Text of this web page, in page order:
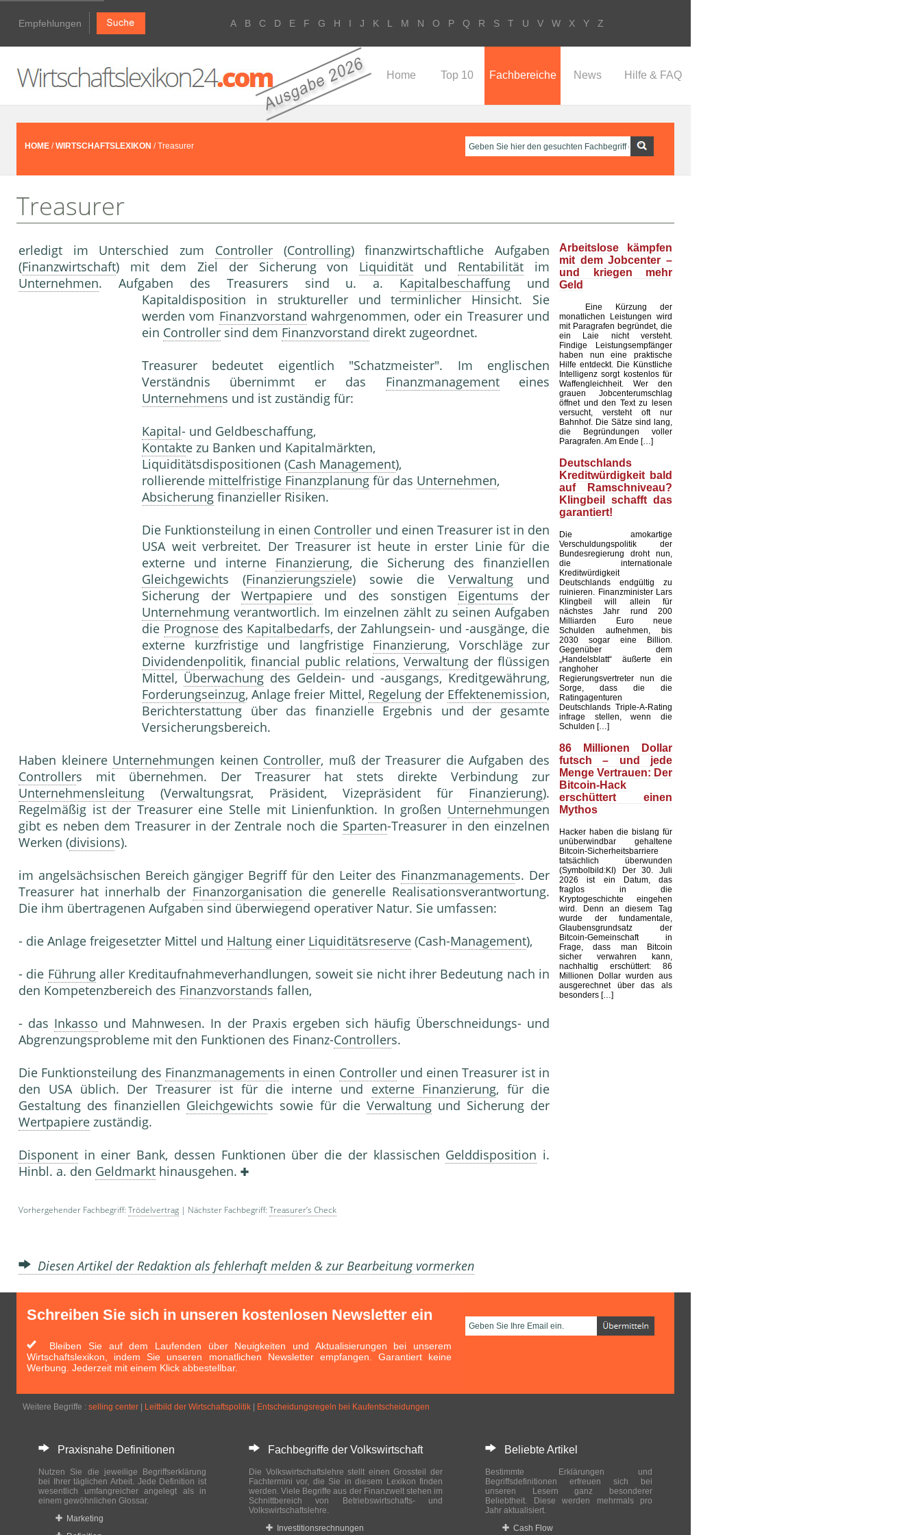
Empfehlungen A B C D E F G H I J K L M N O P Q R S T U V W X Y Z
Home Top 10 Fachbereiche News Hilfe & FAQ
HOME /WIRTSCHAFTSLEXIKON / Treasurer
Treasurer
erledigt im Unterschied zum Controller(Controlling) finanzwirtschaftliche Aufgaben
(Finanzwirtschaft) mit dem Ziel der Sicherung von Liquidität und Rentabilität im
Unternehmen. Aufgaben des Treasurers sind u. a. Kapitalbeschaffung und
Kapitaldisposition in struktureller und terminlicher Hinsicht. Sie
werden vom Finanzvorstand wahrgenommen, oder ein Treasurer und
ein Controller sind dem Finanzvorstand direkt zugeordnet.
Treasurer bedeutet eigentlich "Schatzmeister". Im englischen
Verständnis übernimmt er das Finanzmanagementeines
Unternehmens und ist zuständig für:
Kapital- und Geldbeschaffung,
Kontakte zu Banken und Kapitalmärkten,
Liquiditätsdispositionen (Cash Management),
rollierende mittelfristige Finanzplanung für das Unternehmen,
Absicherung finanzieller Risiken.
Die Funktionsteilung in einen Controller und einen Treasurer ist in den
USA weit verbreitet. Der Treasurer ist heute in erster Linie für die
externe und interne Finanzierung, die Sicherung des finanziellen
Gleichgewichts (Finanzierungsziele) sowie die Verwaltung und
Sicherung derWertpapiere und des sonstigen Eigentums der
Unternehmung verantwortlich. Im einzelnen zählt zu seinen Aufgaben
die Prognosedes Kapitalbedarfs, der Zahlungsein- und -ausgänge, die
externe kurzfristige und langfristige Finanzierung, Vorschläge zur
Dividendenpolitik, financial public relations, Verwaltung der flüssigen
Mittel, Überwachung des Geldein- und -ausgangs, Kreditgewährung,
Forderungseinzug, Anlage freier Mittel, Regelungder Effektenemission,
Berichterstattung über das finanzielle Ergebnis und der gesamte
Versicherungsbereich.
Haben kleinere Unternehmungen keinen Controller, muß der Treasurer die Aufgaben des
Controllers mit übernehmen. Der Treasurer hat stets direkte Verbindung zur
Unternehmensleitung (Verwaltungsrat, Präsident, Vizepräsident für Finanzierung).
Regelmäßig ist der Treasurer eine Stelle mit Linienfunktion. In großen Unternehmungen
gibt es neben dem Treasurer in der Zentrale noch die Sparten-Treasurer in den einzelnen
Werken (divisions).
im angelsächsischen Bereich gängiger Begriff für den Leiter des Finanzmanagements. Der
Treasurer hat innerhalb der Finanzorganisation die generelle Realisationsverantwortung.
Die ihm übertragenen Aufgaben sind überwiegend operativer Natur. Sie umfassen:
- die Anlage freigesetzter Mittel und Haltung einer Liquiditätsreserve (Cash-Management),
- die Führungaller Kreditaufnahmeverhandlungen, soweit sie nicht ihrer Bedeutung nach in
den Kompetenzbereich des Finanzvorstands fallen,
- das Inkasso und Mahnwesen. In der Praxis ergeben sich häufig Überschneidungs- und
Abgrenzungsprobleme mit den Funktionen des Finanz-Controllers.
Die Funktionsteilung des Finanzmanagements in einen Controllerund einen Treasurer ist in
den USA üblich. Der Treasurer ist für die interne und externe Finanzierung, für die
Gestaltung des finanziellen Gleichgewichts sowie für die Verwaltungund Sicherung der
Wertpapiere zuständig.
Disponent in einer Bank, dessen Funktionen über die der klassischen Gelddisposition i.
Hinbl. a. den Geldmarkt hinausgehen.
Vorhergehender Fachbegriff: Trödelvertrag | Nächster Fachbegriff: Treasurer’s Check
Diesen Artikel der Redaktion als fehlerhaft melden & zur Bearbeitung vormerken
Arbeitslose kämpfen
mit dem Jobcenter –
und kriegen mehr
Geld
Eine Kürzung der
monatlichen Leistungen wird
mit Paragrafen begründet, die
ein Laie nicht versteht.
Findige Leistungsempfänger
haben nun eine praktische
Hilfe entdeckt. Die Künstliche
Intelligenz sorgt kostenlos für
Waffengleichheit. Wer den
grauen Jobcenterumschlag
öffnet und den Text zu lesen
versucht, versteht oft nur
Bahnhof. Die Sätze sind lang,
die Begründungen voller
Paragrafen. Am Ende […]
Deutschlands
Kreditwürdigkeit bald
auf Ramschniveau?
Klingbeil schafft das
garantiert!
Die amokartige
Verschuldungspolitik der
Bundesregierung droht nun,
die internationale
Kreditwürdigkeit
Deutschlands endgültig zu
ruinieren. Finanzminister Lars
Klingbeil will allein für
nächstes Jahr rund 200
Milliarden Euro neue
Schulden aufnehmen, bis
2030 sogar eine Billion.
Gegenüber dem
„Handelsblatt“ äußerte ein
ranghoher
Regierungsvertreter nun die
Sorge, dass die die
Ratingagenturen
Deutschlands Triple-A-Rating
infrage stellen, wenn die
Schulden […]
86 Millionen Dollar
futsch – und jede
Menge Vertrauen: Der
Bitcoin-Hack
erschüttert einen
Mythos
Hacker haben die bislang für
unüberwindbar gehaltene
Bitcoin-Sicherheitsbarriere
tatsächlich überwunden
(Symbolbild:KI) Der 30. Juli
2026 ist ein Datum, das
fraglos in die
Kryptogeschichte eingehen
wird. Denn an diesem Tag
wurde der fundamentale,
Glaubensgrundsatz der
Bitcoin-Gemeinschaft in
Frage, dass man Bitcoin
sicher verwahren kann,
nachhaltig erschüttert: 86
Millionen Dollar wurden aus
ausgerechnet über das als
besonders […]
Schreiben Sie sich in unseren kostenlosen Newsletter ein
Bleiben Sie auf dem Laufenden über Neuigkeiten und Aktualisierungen bei unserem
Wirtschaftslexikon, indem Sie unseren monatlichen Newsletter empfangen. Garantiert keine
Werbung. Jederzeit mit einem Klick abbestellbar.
Weitere Begriffe : selling center Leitbild der Wirtschaftspolitik Entscheidungsregeln bei Kaufentscheidun­gen
Praxisnahe Definitionen
Nutzen Sie die jeweilige Begriffserklärung
bei Ihrer täglichen Arbeit. Jede Definition ist
wesentlich umfangreicher angelegt als in
einem gewöhnlichen Glossar.
Marketing
Fachbegriffe der Volkswirtschaft
Die Volkswirtschaftslehre stellt einen Grossteil der
Fachtermini vor, die Sie in diesem Lexikon finden
werden. Viele Begriffe aus der Finanzwelt stehen im
Schnittbereich von Betriebswirtschafts- und
Volkswirtschaftslehre.
Investitionsrechnungen
Beliebte Artikel
Bestimmte Erklärungen und
Begriffsdefinitionen erfreuen sich bei
unseren Lesern ganz besonderer
Beliebtheit. Diese werden mehrmals pro
Jahr aktualisiert.
Cash Flow